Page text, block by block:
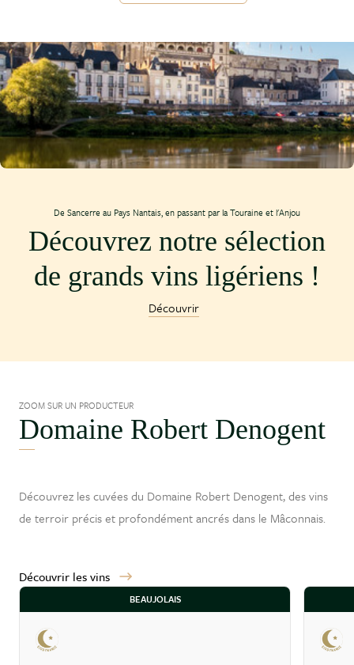
De Sancerre au Pays Nantais, en passant par la Touraine et l'Anjou
Découvrez notre sélection
de grands vins ligériens !
Découvrir
ZOOM SUR UN PRODUCTEUR
Domaine Robert Denogent
Découvrez les cuvées du Domaine Robert Denogent, des vins
de terroir précis et profondément ancrés dans le Mâconnais.
Découvrir les vins
BEAUJOLAIS